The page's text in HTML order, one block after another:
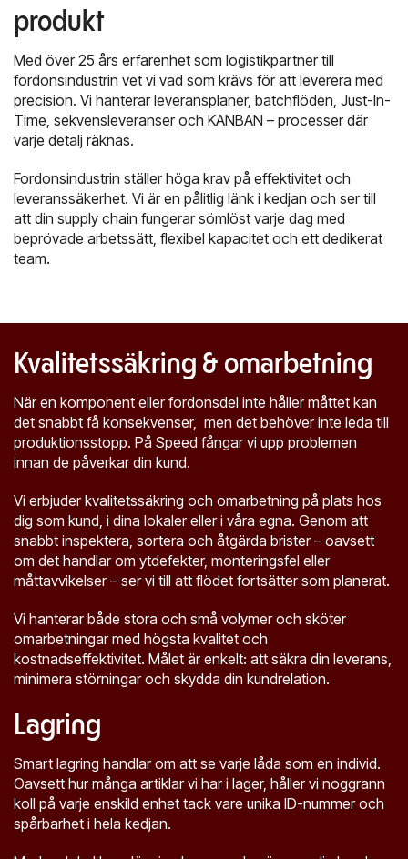
produkt
Med över 25 års erfarenhet som logistikpartner till
fordonsindustrin vet vi vad som krävs för att leverera med
precision. Vi hanterar leveransplaner, batchflöden, Just-In-
Time, sekvensleveranser och KANBAN – processer där
varje detalj räknas.
Fordonsindustrin ställer höga krav på effektivitet och
leveranssäkerhet. Vi är en pålitlig länk i kedjan och ser till
att din supply chain fungerar sömlöst varje dag med
beprövade arbetssätt, flexibel kapacitet och ett dedikerat
team.
Kvalitetssäkring & omarbetning
När en komponent eller fordonsdel inte håller måttet kan
det snabbt få konsekvenser, men det behöver inte leda till
produktionsstopp. På Speed fångar vi upp problemen
innan de påverkar din kund.
Vi erbjuder kvalitetssäkring och omarbetning på plats hos
dig som kund, i dina lokaler eller i våra egna. Genom att
snabbt inspektera, sortera och åtgärda brister – oavsett
om det handlar om ytdefekter, monteringsfel eller
måttavvikelser – ser vi till att flödet fortsätter som planerat.
Vi hanterar både stora och små volymer och sköter
omarbetningar med högsta kvalitet och
kostnadseffektivitet. Målet är enkelt: att säkra din leverans,
minimera störningar och skydda din kundrelation.
Lagring
Smart lagring handlar om att se varje låda som en individ.
Oavsett hur många artiklar vi har i lager, håller vi noggrann
koll på varje enskild enhet tack vare unika ID-nummer och
spårbarhet i hela kedjan.